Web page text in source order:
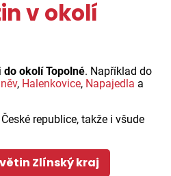
v okolí
do okolí Topolné. Například do
, Halenkovice, Napajedla a
republice, takže i všude
Zlínský kraj